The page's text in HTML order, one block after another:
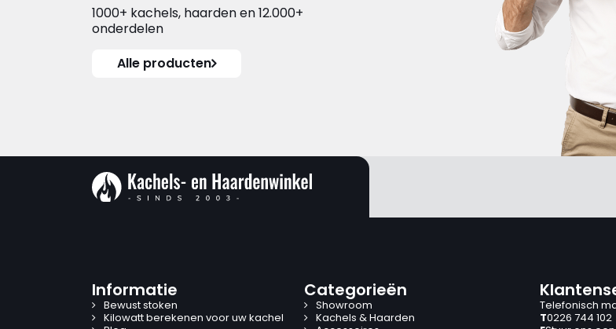
1000+ kachels, haarden en 12.000+
onderdelen
Alle producten
Informatie
Bewust stoken
Kilowatt berekenen voor uw kachel
Categorieën
Showroom
Kachels & Haarden
Telefonisch
T0226 744 102